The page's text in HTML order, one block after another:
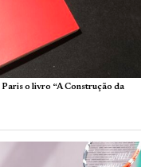
o livro “A Construção da